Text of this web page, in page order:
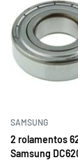
SAMSUNG
2 rolamentos
Samsung